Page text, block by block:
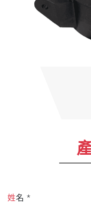
Previous
姓名 *